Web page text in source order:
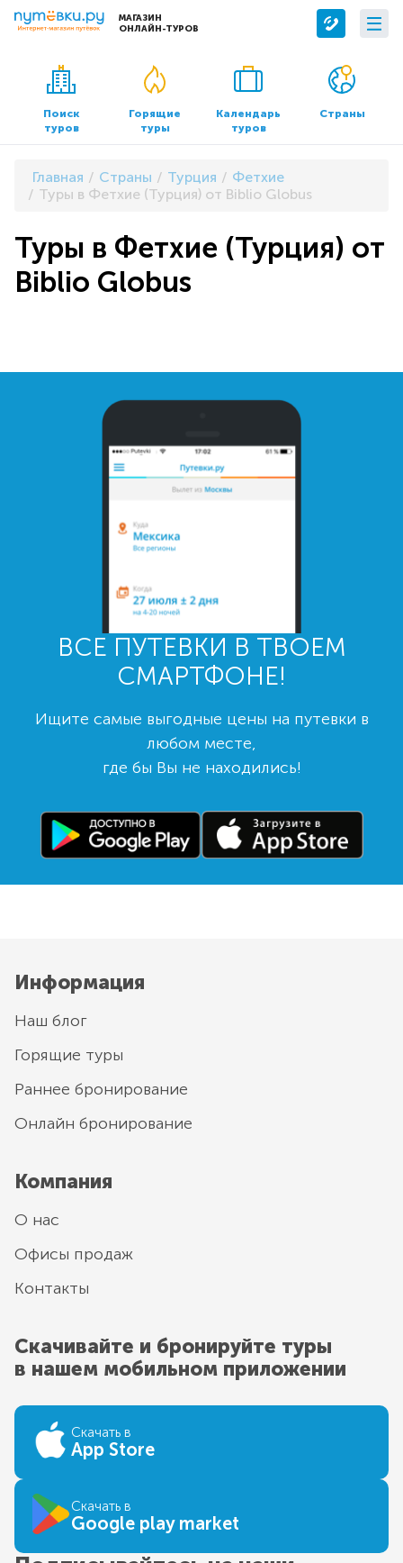
МАГАЗИН
ОНЛАЙН-ТУРОВ
Сервисы
Бронирование отелей
Трансфер
О компании
О нас
Контакты
Документы и реквизиты
Поиск
туров
Горящие
туры
Календарь
туров
Страны
Главная Страны Турция
Фетхие
Туры в Фетхие (Турция) от Biblio Globus
Туры в Фетхие (Турция) от
Biblio Globus
ВСЕ ПУТЕВКИ В ТВОЕМ
СМАРТФОНЕ!
Ищите самые выгодные цены на путевки в
любом месте,
где бы Вы не находились!
Информация
Наш блог
Горящие туры
Раннее бронирование
Онлайн бронирование
Компания
О нас
Офисы продаж
Контакты
Скачивайте и бронируйте туры
в нашем мобильном приложении
Скачать в
App Store
Скачать в
Google play market